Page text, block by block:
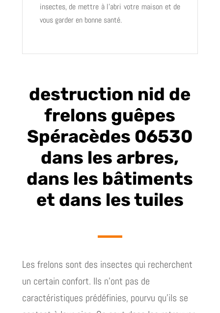
insectes, de mettre à l’abri votre maison et de
vous garder en bonne santé.
destruction nid de
frelons guêpes
Spéracèdes 06530
dans les arbres,
dans les bâtiments
et dans les tuiles
Les frelons sont des insectes qui recherchent
un certain confort. Ils n’ont pas de
caractéristiques prédéfinies, pourvu qu’ils se